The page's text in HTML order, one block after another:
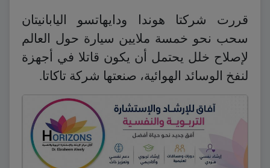
قررت شركتا هوندا ودايهاتسو اليابانيتان
‎سحب نحو خمسة ملايين سيارة حول العالم
لإصلاح خلل يحتمل أن يكون قاتلا في أجهزة
لنفخ الوسائد الهوائية، صنعتها شركة تاكاتا.